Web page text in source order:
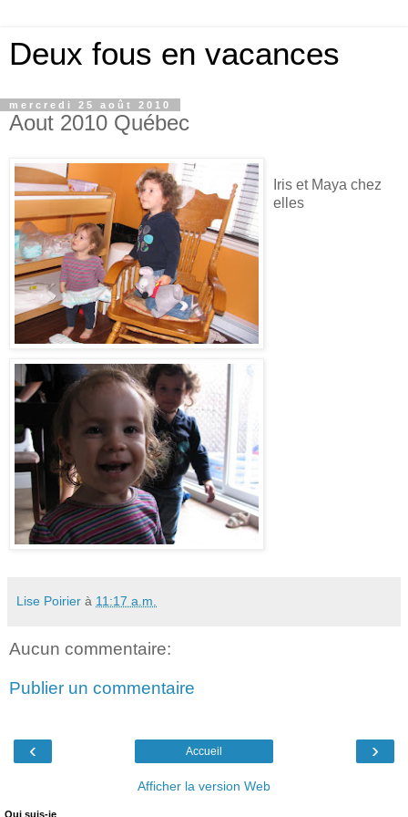
Deux fous en vacances
mercredi 25 août 2010
Aout 2010 Québec
Iris et Maya chez
elles
Lise Poirier à 11:17 a.m.
Aucun commentaire:
Publier un commentaire
‹ ›
Accueil
Afficher la version Web
Qui suis-je